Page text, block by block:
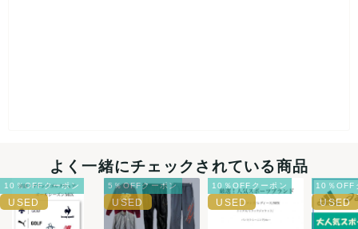
よく一緒にチェックされている商品
10％OFFクーポン 5％OFFクーポン 10％OFFクーポン 10％OFF